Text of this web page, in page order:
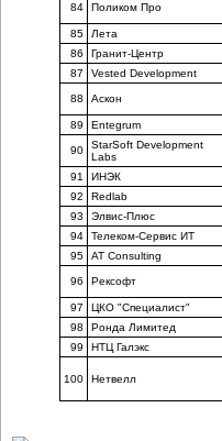
84 Поликом Про
85
Лета
86
Гранит-Центр
87
Vested Development
88 Аскон
89
Entegrum
90
StarSoft Development
Labs
91
ИНЭК
92
Redlab
93
Элвис-Плюс
94
Телеком-Сервис ИТ
95
AT Consulting
96 Рексофт
97
ЦКО "Специалист"
98
Ронда Лимитед
99
НТЦ Галэкс
100 Нетвелл